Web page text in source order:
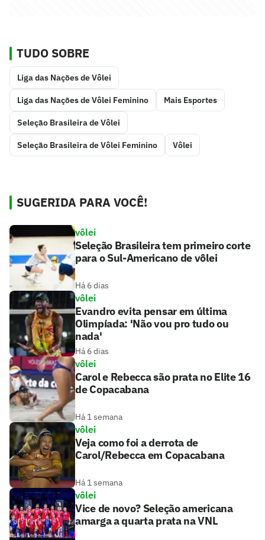
TUDO SOBRE
Liga das Nações de Vôlei
Liga das Nações de Vôlei Feminino Mais Esportes
Seleção Brasileira de Vôlei
Seleção Brasileira de Vôlei Feminino Vôlei
SUGERIDA PARA VOCÊ!
vôlei
Seleção Brasileira tem primeiro corte
para o Sul-Americano de vôlei
Há 6 dias
vôlei
Evandro evita pensar em última
Olimpíada: 'Não vou pro tudo ou
nada'
Há 6 dias
vôlei
Carol e Rebecca são prata no Elite 16
de Copacabana
Há 1 semana
vôlei
Veja como foi a derrota de
Carol/Rebecca em Copacabana
Há 1 semana
vôlei
Vice de novo? Seleção americana
amarga a quarta prata na VNL